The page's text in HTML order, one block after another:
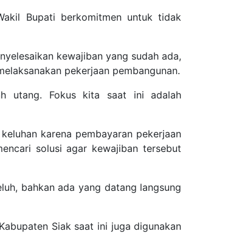
Bupati berkomitmen untuk tidak
kewajiban yang sudah ada,
pekerjaan pembangunan.
utang. Fokus kita saat ini adalah
karena pembayaran pekerjaan
solusi agar kewajiban tersebut
bahkan ada yang datang langsung
Siak saat ini juga digunakan